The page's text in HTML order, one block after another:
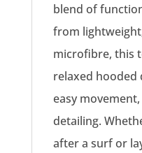
blend of
from
microfibre, this
relaxed hooded
easy
detailing.
after a surf or